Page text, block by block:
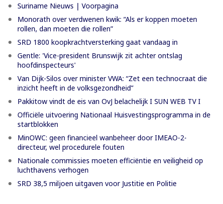
Suriname Nieuws | Voorpagina
Monorath over verdwenen kwik: “Als er koppen moeten
rollen, dan moeten die rollen”
SRD 1800 koopkrachtversterking gaat vandaag in
Gentle: 'Vice-president Brunswijk zit achter ontslag
hoofdinspecteurs'
Van Dijk-Silos over minister VWA: “Zet een technocraat die
inzicht heeft in de volksgezondheid”
Pakkitow vindt de eis van OvJ belachelijk I SUN WEB TV I
Officiële uitvoering Nationaal Huisvestingsprogramma in de
startblokken
MinOWC: geen financieel wanbeheer door IMEAO-2-
directeur, wel procedurele fouten
Nationale commissies moeten efficiëntie en veiligheid op
luchthavens verhogen
SRD 38,5 miljoen uitgaven voor Justitie en Politie